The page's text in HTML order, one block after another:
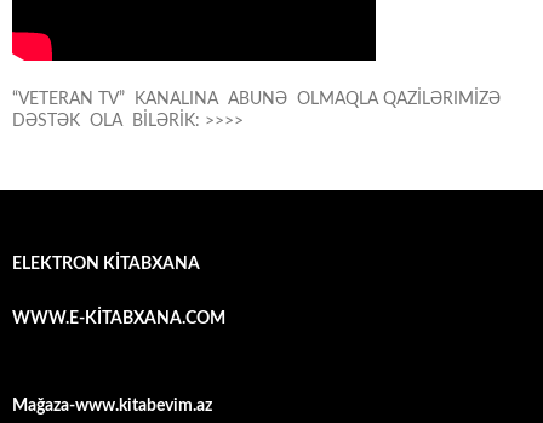
“VETERAN TV” KANALINA ABUNƏ OLMAQLA QAZİLƏRIMİZƏ
DƏSTƏK OLA BİLƏRİK: >>>>
ELEKTRON KİTABXANA
WWW.E-KİTABXANA.COM
Mağaza-www.kitabevim.az